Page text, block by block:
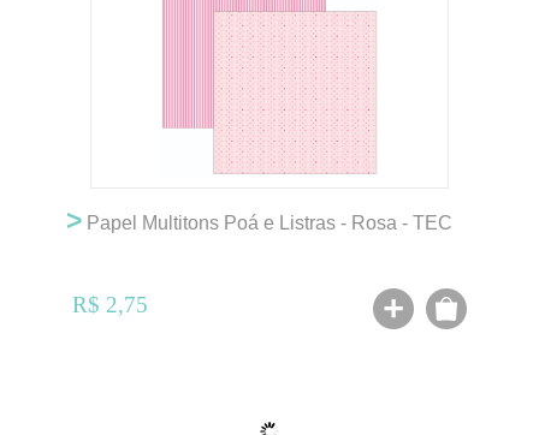
> Papel Multitons Poá e Listras - Rosa - TEC
R$ 2,75